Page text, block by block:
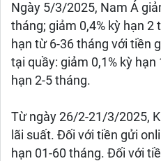
Ngày 5/3/2025, Nam Á
tháng; giảm 0,4% kỳ hạn 2
hạn từ 6-36 tháng với tiền
tại quầy: giảm 0,1% kỳ
hạn 2-5 tháng.
Từ ngày 26/2-21/3/2025,
lãi suất. Đối với tiền gửi
hạn 01-60 tháng. Đối với